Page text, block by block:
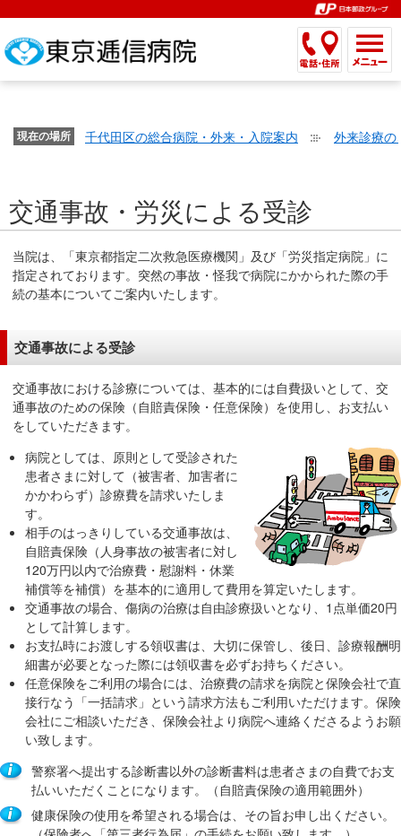
が
で
す。
ー
ジ
内
メ
ー
ヘ
ッ
ダ
ー
ュ
ー
へ
移
し
ま
す
共
通
メ
ニ
ュ
ー
へ
移
動
し
ま
す
現
在
こ
き
さ
定
で
こ
大
き
設
定
す。
こ
メ
ニ
ー
で
こ
ま
ッ
メ
ニ
ー
で
こ
か
イ
検
索
す。
こ
こ
ま
イ
検
索
す。
こ
こ
か
通
ュ
ー
で
す。
こ
こ
ま
共
通
ュ
ー
で
す。
現在の場所 千代田区の総合病院・外来・入院案内 外来診療の
こ
か
本
文
す。
交通事故・労災による受診
当院は、「東京都指定二次救急医療機関」及び「労災指定病院」に
指定されております。突然の事故・怪我で病院にかかられた際の手
続の基本についてご案内いたします。
交通事故による受診
交通事故における診療については、基本的には自費扱いとして、交
通事故のための保険（自賠責保険・任意保険）を使用し、お支払い
をしていただきます。
病院としては、原則として受診された
患者さまに対して（被害者、加害者に
かかわらず）診療費を請求いたしま
す。
相手のはっきりしている交通事故は、
自賠責保険（人身事故の被害者に対し
120万円以内で治療費・慰謝料・休業
補償等を補償）を基本的に適用して費用を算定いたします。
交通事故の場合、傷病の治療は自由診療扱いとなり、1点単価20円
として計算します。
お支払時にお渡しする領収書は、大切に保管し、後日、診療報酬明
細書が必要となった際には領収書を必ずお持ちください。
任意保険をご利用の場合には、治療費の請求を病院と保険会社で直
接行なう「一括請求」という請求方法もご利用いただけます。保険
会社にご相談いただき、保険会社より病院へ連絡くださるようお願
い致します。
警察署へ提出する診断書以外の診断書料は患者さまの自費でお支
払いいただくことになります。（自賠責保険の適用範囲外）
健康保険の使用を希望される場合は、その旨お申し出ください。